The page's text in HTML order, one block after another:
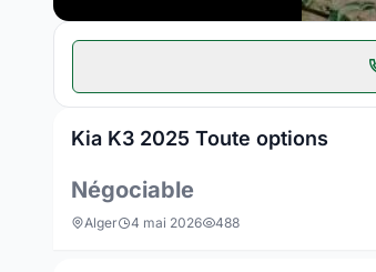
Kia K3 2025 Toute options
Négociable
Alger 4 mai 2026 488